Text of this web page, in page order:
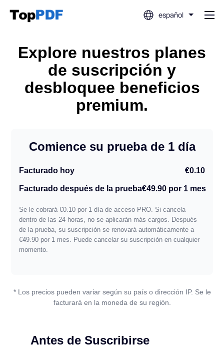
español
Editar PDF
Traducir PDF
Dividir PDF
Comprimir PDF
Convertir desde PDF
PDF a WORD
PDF a PPT
Convertir a PDF
EXCEL a PDF
PALABRA a JPG
Contáctenos
Acceso
Explore nuestros planes
de suscripción y
desbloquee beneficios
premium.
Comience su prueba de 1 día
Facturado hoy €0.10
Facturado después de la prueba€49.90 por 1 mes
Se le cobrará €0.10 por 1 día de acceso PRO. Si cancela
dentro de las 24 horas, no se aplicarán más cargos. Después
de la prueba, su suscripción se renovará automáticamente a
€49.90 por 1 mes. Puede cancelar su suscripción en cualquier
momento.
* Los precios pueden variar según su país o dirección IP. Se le
facturará en la moneda de su región.
Antes de Suscribirse